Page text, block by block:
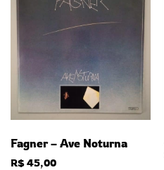
Fagner – Ave Noturna
R$45,00